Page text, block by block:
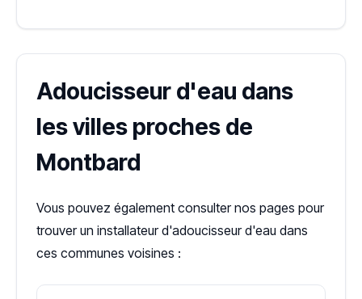
Adoucisseur d'eau dans
les villes proches de
Montbard
Vous pouvez également consulter nos pages pour
trouver un installateur d'adoucisseur d'eau dans
ces communes voisines :